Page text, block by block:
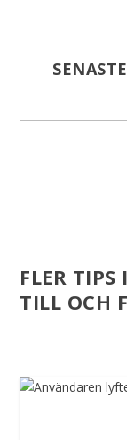
FLER
TILL OCH